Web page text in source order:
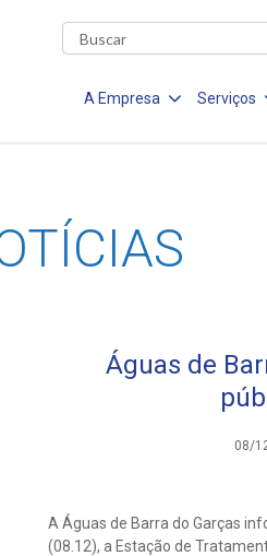
A Empresa Serviços
Águas de
08/
A Águas de Barra do Garças
(08.12), a Estação de